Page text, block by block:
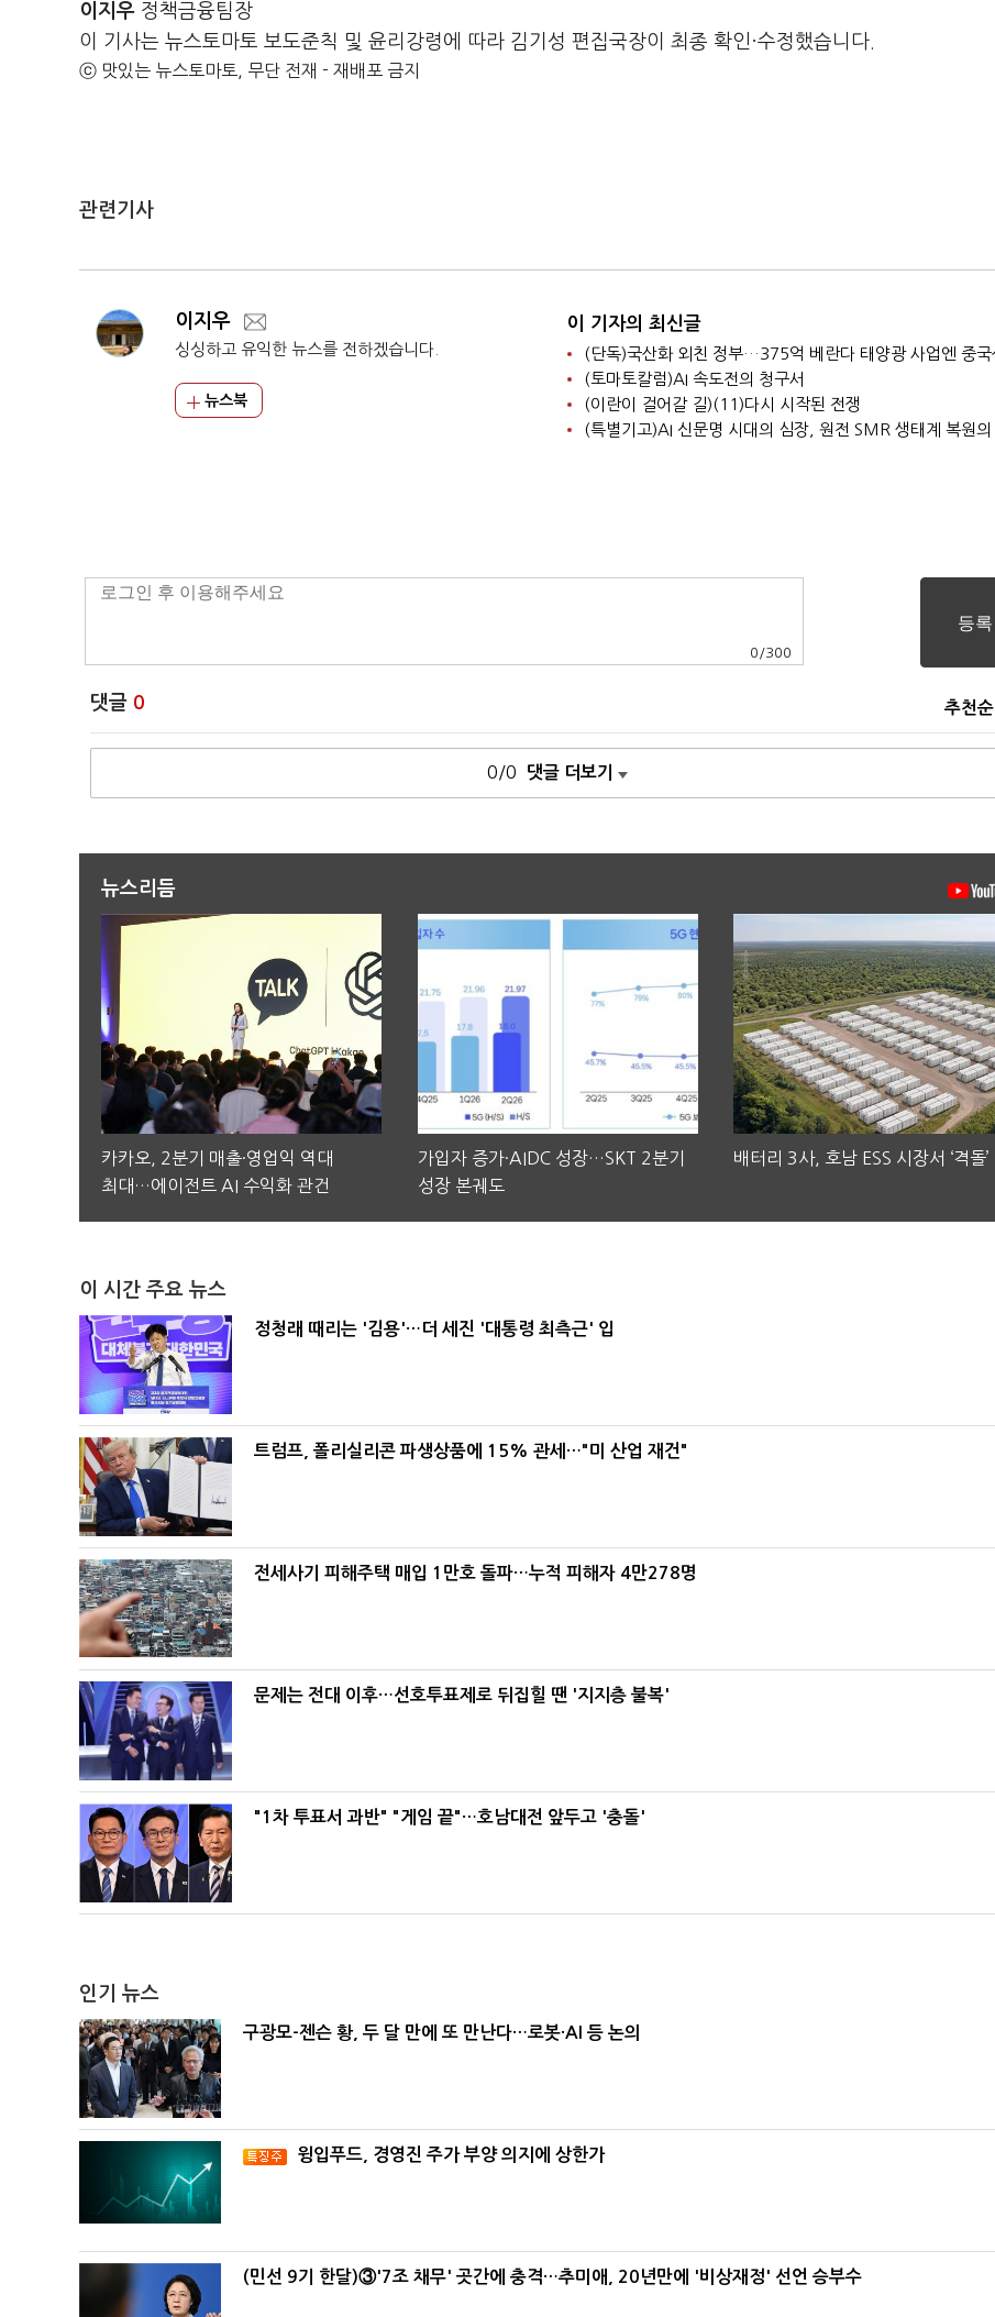
이지우 정책금융팀장
이 기사는 뉴스토마토 보도준칙 및 윤리강령에 따라 김기성 편집국장이 최종 확인·수정했습니다.
ⓒ 맛있는 뉴스토마토, 무단 전재 - 재배포 금지
관련기사
이지우
싱싱하고 유익한 뉴스를 전하겠습니다.
뉴스북
이 기자의 최신글
(토마토칼럼)AI 속도전의 청구서
(이란이 걸어갈 길)(11)다시 시작된 전쟁
0 /300
댓글 0 추천순
0/0 댓글 더보기
뉴스리듬
카카오, 2분기 매출·영업익 역대
최대…에이전트 AI 수익화 관건
가입자 증가·AIDC 성장…SKT 2분기
성장 본궤도
배터리 3사, 호남 ESS 시장서 ‘격돌’
이 시간 주요 뉴스
정청래 때리는 '김용'…더 세진 '대통령 최측근' 입
트럼프, 폴리실리콘 파생상품에 15% 관세…"미 산업 재건"
전세사기 피해주택 매입 1만호 돌파…누적 피해자 4만278명
문제는 전대 이후…선호투표제로 뒤집힐 땐 '지지층 불복'
"1차 투표서 과반" "게임 끝"…호남대전 앞두고 '충돌'
인기 뉴스
구광모-젠슨 황, 두 달 만에 또 만난다…로봇·AI 등 논의
윙입푸드, 경영진 주가 부양 의지에 상한가
(민선 9기 한달)③'7조 채무' 곳간에 충격…추미애, 20년만에 '비상재정' 선언 승부수